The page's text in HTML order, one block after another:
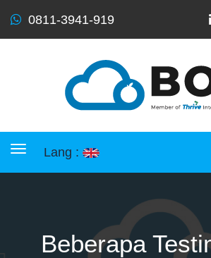
0811-3941-919
Toggle navigation
Lang :
Beberapa